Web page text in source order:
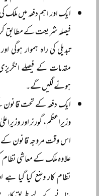
ایک اور اہم دفعہ میں ملک
فیصلہ شریعت کے مطابق
تبدیلی کی راہ ہموار
مقدمات کے فیصلے
ہونے لگیں گے۔
ایک دفعہ کے تحت قانون
وزیراعظم، گورنر اور
اس وقت مروجہ قانون
علاوہ ملک کے معاشی
نظام کار وضع کیا گیا